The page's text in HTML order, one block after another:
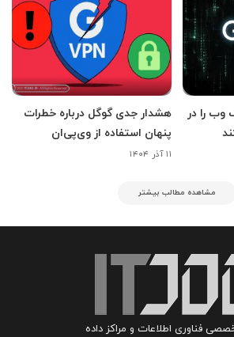
وب را در
هشدار جدی گوگل درباره خطرات
پنهان استفاده از وی‌پی‌ان
۱۱ آذر ۱۴۰۴
مشاهده مطالب بیشتر
فناوری اطلاعات و مراکز داده